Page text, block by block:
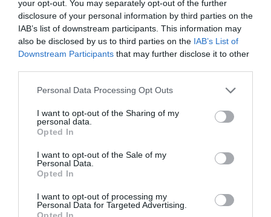
your opt-out. You may separately opt-out of the further
disclosure of your personal information by third parties on the
IAB’s list of downstream participants. This information may
also be disclosed by us to third parties on the IAB’s List of
Downstream Participants that may further disclose it to other
Personal Data Processing Opt Outs
I want to opt-out of the Sharing of my
personal data.
Opted In
I want to opt-out of the Sale of my
Personal Data.
Opted In
I want to opt-out of processing my
Personal Data for Targeted Advertising.
Opted In
Δείτε αυτή τη δημοσίευση στο Instagram.
H απάντηση της Brigitte Macron